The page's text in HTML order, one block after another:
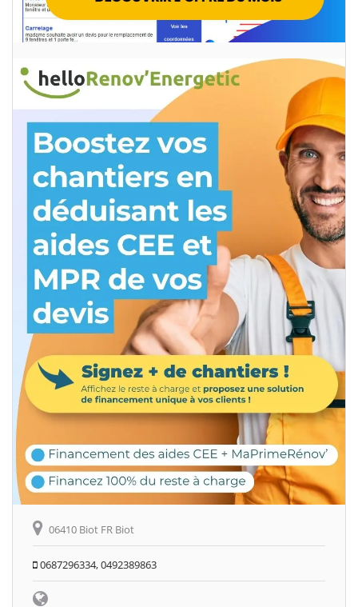
06410 Biot FR Biot
0687296334, 0492389863